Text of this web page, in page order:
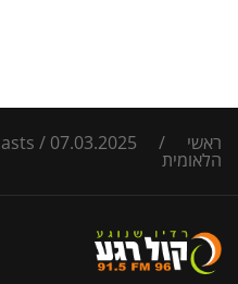
ראשי /
/
הלאומית